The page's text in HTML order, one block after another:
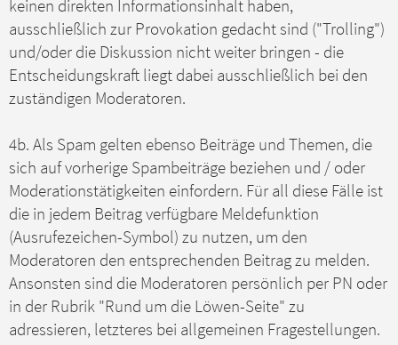
keinen direkten Informationsinhalt haben,
ausschließlich zur Provokation gedacht sind ("Trolling")
und/oder die Diskussion nicht weiter bringen - die
Entscheidungskraft liegt dabei ausschließlich bei den
zuständigen Moderatoren.
4b. Als Spam gelten ebenso Beiträge und Themen, die
sich auf vorherige Spambeiträge beziehen und / oder
Moderationstätigkeiten einfordern. Für all diese Fälle ist
die in jedem Beitrag verfügbare Meldefunktion
(Ausrufezeichen-Symbol) zu nutzen, um den
Moderatoren den entsprechenden Beitrag zu melden.
Ansonsten sind die Moderatoren persönlich per PN oder
in der Rubrik "Rund um die Löwen-Seite" zu
adressieren, letzteres bei allgemeinen Fragestellungen.